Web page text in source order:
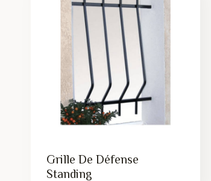
Grille De Défense
Standing